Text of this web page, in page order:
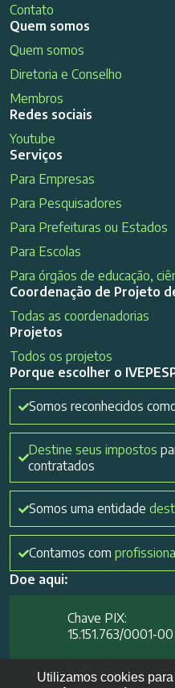
Contato
Quem somos
Quem somos
Diretoria e Conselho
Membros
Redes sociais
Youtube
Serviços
Para Empresas
Para Pesquisadores
Para Prefeituras ou Estados
Para Escolas
Para órgãos de educação,
Coordenação de Projeto
Todas as coordenadorias
Projetos
Todos os projetos
Porque escolher o
Somos reconhecidos
Destine seus impostos
contratados
Somos uma entidade
Contamos com
Doe aqui:
Chave PIX:
15.151.763/0001-00​
Utilizamos cookies